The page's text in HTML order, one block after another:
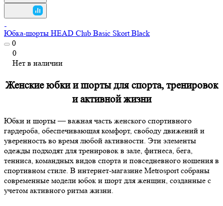
Юбка-шорты HEAD Club Basic Skort Black
0
0
Нет в наличии
Женские юбки и шорты для спорта, тренировок
и активной жизни
Юбки и шорты — важная часть женского спортивного
гардероба, обеспечивающая комфорт, свободу движений и
уверенность во время любой активности. Эти элементы
одежды подходят для тренировок в зале, фитнеса, бега,
тенниса, командных видов спорта и повседневного ношения в
спортивном стиле. В интернет-магазине Metrosport собраны
современные модели юбок и шорт для женщин, созданные с
учетом активного ритма жизни.